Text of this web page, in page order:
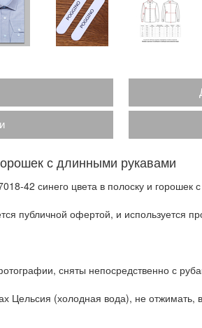
с длинными рукавами
42 синего цвета в полоску и
публичной офертой, и используется
сняты непосредственно с
Цельсия (холодная вода), не